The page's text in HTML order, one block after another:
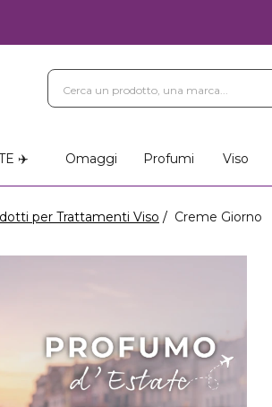
✈️ Omaggi Profumi Viso
per Trattamenti Viso Creme Giorno